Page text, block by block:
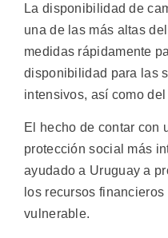
La disponibilidad de
una de las más altas
medidas rápidamente
disponibilidad para las
intensivos, así como
El hecho de contar con
protección social más
ayudado a Uruguay a
los recursos
vulnerable.